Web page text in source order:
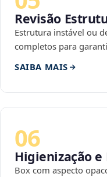
Revisão
Estrutura instável ou
completos para
SAIBA MAIS
06
Higienização
Box com aspecto